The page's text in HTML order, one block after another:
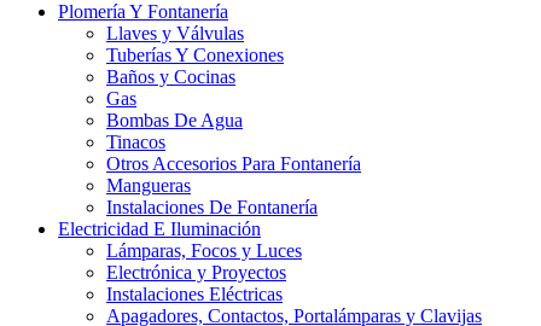
Plomería Y Fontanería
Llaves y Válvulas
Tuberías Y Conexiones
Baños y Cocinas
Gas
Bombas De Agua
Tinacos
Otros Accesorios Para Fontanería
Mangueras
Instalaciones De Fontanería
Electricidad E Iluminación
Lámparas, Focos y Luces
Electrónica y Proyectos
Instalaciones Eléctricas
Apagadores, Contactos, Portalámparas y Clavijas